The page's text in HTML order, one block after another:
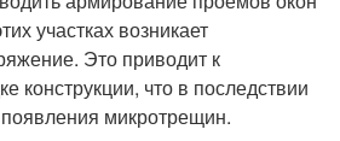
участках возникает
Это приводит к
конструкции, что в последствии
микротрещин.